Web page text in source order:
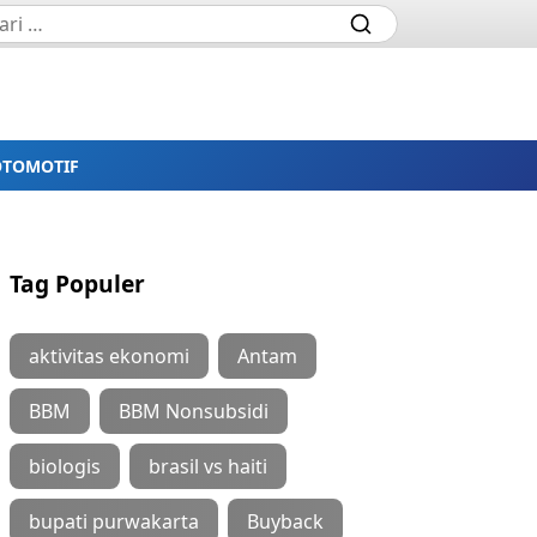
Tag Populer
aktivitas ekonomi Antam
BBM BBM Nonsubsidi
biologis brasil vs haiti
bupati purwakarta Buyback